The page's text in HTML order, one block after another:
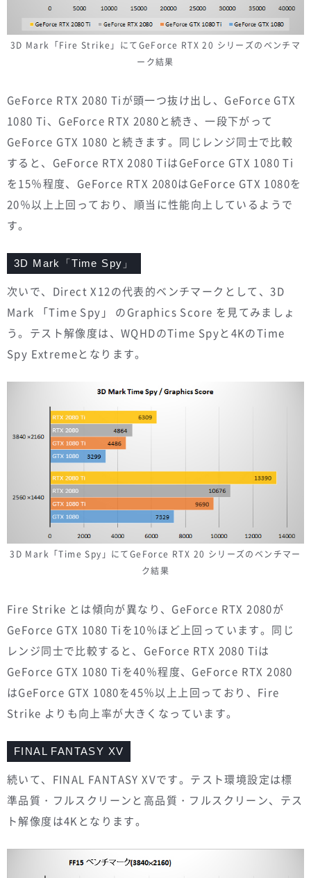
3D Mark「Fire Strike」にてGeForce RTX 20 シリーズのベンチマ
ーク結果
GeForce RTX 2080 Tiが頭一つ抜け出し、GeForce GTX
1080 Ti、GeForce RTX 2080と続き、一段下がって
GeForce GTX 1080 と続きます。同じレンジ同士で比較
すると、GeForce RTX 2080 TiはGeForce GTX 1080 Ti
を15％程度、GeForce RTX 2080はGeForce GTX 1080を
20％以上上回っており、順当に性能向上しているようで
す。
3D Mark「Time Spy」
次いで、Direct X12の代表的ベンチマークとして、3D
Mark 「Time Spy」 のGraphics Score を見てみましょ
う。テスト解像度は、WQHDのTime Spyと4KのTime
Spy Extremeとなります。
3D Mark「Time Spy」にてGeForce RTX 20 シリーズのベンチマー
ク結果
Fire Strike とは傾向が異なり、GeForce RTX 2080が
GeForce GTX 1080 Tiを10％ほど上回っています。同じ
レンジ同士で比較すると、GeForce RTX 2080 Tiは
GeForce GTX 1080 Tiを40％程度、GeForce RTX 2080
はGeForce GTX 1080を45％以上上回っており、Fire
Strike よりも向上率が大きくなっています。
FINAL FANTASY XV
続いて、FINAL FANTASY XVです。テスト環境設定は標
準品質・フルスクリーンと高品質・フルスクリーン、テス
ト解像度は4Kとなります。